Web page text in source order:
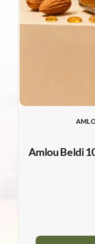
Amlou Beldi